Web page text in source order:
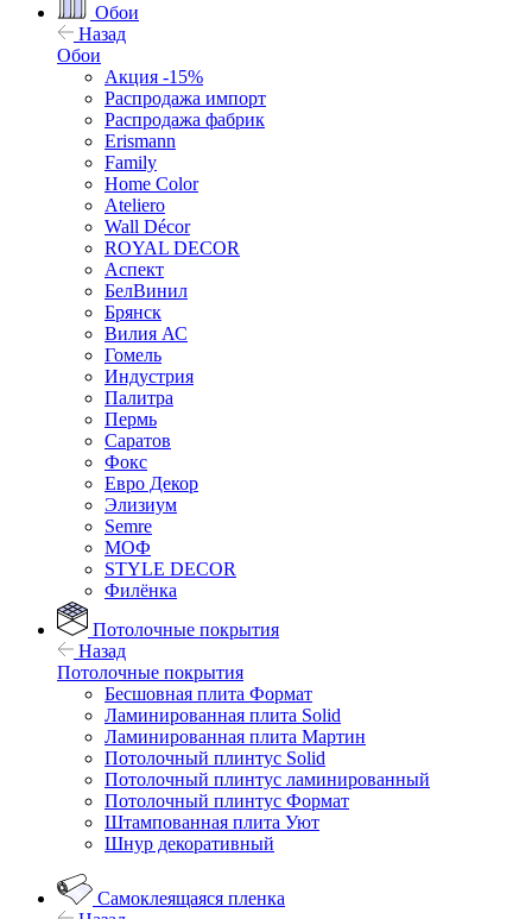
Обои
Назад
Обои
Акция -15%
Распродажа импорт
Распродажа фабрик
Erismann
Family
Home Color
Ateliero
Wall Décor
ROYAL DECOR
Аспект
БелВинил
Брянск
Вилия АС
Гомель
Индустрия
Палитра
Пермь
Саратов
Фокс
Евро Декор
Элизиум
Semre
МОФ
STYLE DECOR
Филёнка
Потолочные покрытия
Назад
Потолочные покрытия
Бесшовная плита Формат
Ламинированная плита Solid
Ламинированная плита Мартин
Потолочный плинтус Solid
Потолочный плинтус ламинированный
Потолочный плинтус Формат
Штампованная плита Уют
Шнур декоративный
Самоклеящаяся пленка